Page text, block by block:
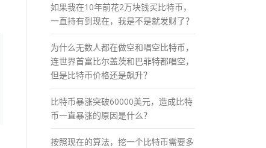
如果我在10年前花2万块钱买比特币，
一直持有到现在，我是不是就发财了？
为什么无数人都在做空和唱空比特币，
连世界首富比尔盖茨和巴菲特都唱空，
但是比特币价格还是飙升？
比特币暴涨突破60000美元，造成比特
币一直暴涨的原因是什么？
按照现在的算法，挖一个比特币需要多